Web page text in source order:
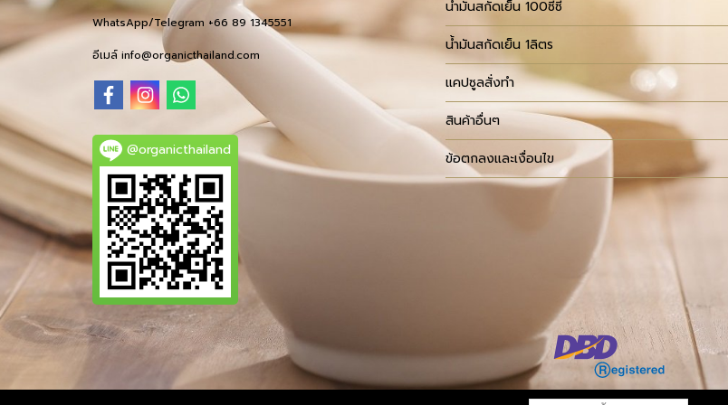
WhatsApp/Telegram +66 89 1345551
อีเมล์ info@organicthailand.com
@organicthailand
น้ำมันสกัดเย็น 100ซีซี
น้ำมันสกัดเย็น 1ลิตร
แคปซูลสั่งทำ
สินค้าอื่นๆ
ข้อตกลงและเงื่อนไข